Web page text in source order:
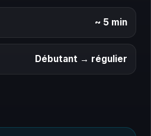
~ 5 min
Débutant → régulier